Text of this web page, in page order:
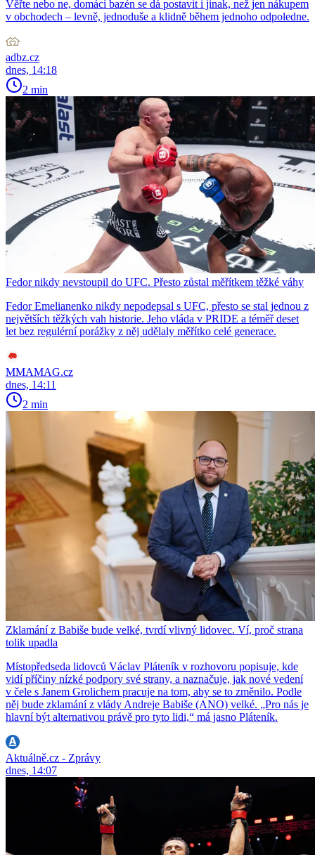
Věřte nebo ne, domácí bazén se dá postavit i jinak, než jen nákupem
v obchodech – levně, jednoduše a klidně během jednoho odpoledne.
adbz.cz
dnes, 14:18
2 min
Fedor nikdy nevstoupil do UFC. Přesto zůstal měřítkem těžké váhy
Fedor Emelianenko nikdy nepodepsal s UFC, přesto se stal jednou z
největších těžkých vah historie. Jeho vláda v PRIDE a téměř deset
let bez regulérní porážky z něj udělaly měřítko celé generace.
MMAMAG.cz
dnes, 14:11
2 min
Zklamání z Babiše bude velké, tvrdí vlivný lidovec. Ví, proč strana
tolik upadla
Místopředseda lidovců Václav Pláteník v rozhovoru popisuje, kde
vidí příčiny nízké podpory své strany, a naznačuje, jak nové vedení
v čele s Janem Grolichem pracuje na tom, aby se to změnilo. Podle
něj bude zklamání z vlády Andreje Babiše (ANO) velké. „Pro nás je
hlavní být alternativou právě pro tyto lidi,“ má jasno Pláteník.
Aktuálně.cz - Zprávy
dnes, 14:07